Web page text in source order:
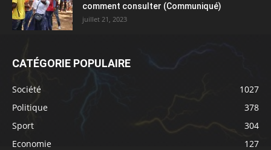
comment consulter (Communiqué)
juillet 21, 2023
CATÉGORIE POPULAIRE
Société
1027
Politique
378
Sport
304
Economie
127